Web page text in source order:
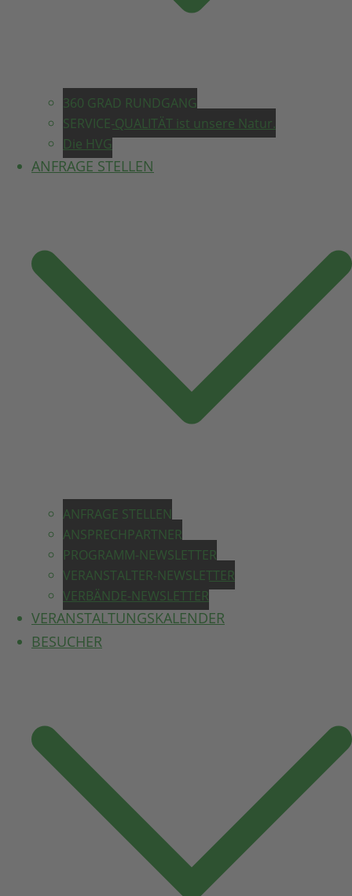
360 GRAD RUNDGANG
SERVICE-QUALITÄT ist unsere Natur.
Die HVG
ANFRAGE STELLEN
ANFRAGE STELLEN
ANSPRECHPARTNER
PROGRAMM-NEWSLETTER
VERANSTALTER-NEWSLETTER
VERBÄNDE-NEWSLETTER
VERANSTALTUNGSKALENDER
BESUCHER